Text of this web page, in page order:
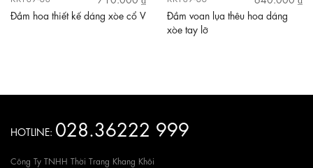
Đầm hoa thiết kế dáng xòe cổ V
Đầm voan lụa thêu hoa dáng
xòe tay lỡ
HOTLINE: 028.36222 999
Công Ty TNHH Thời Trang Khang Khôi